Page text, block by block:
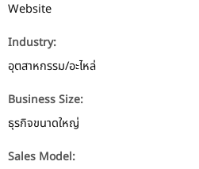
Website
Industry:
อุตสาหกรรม/อะไหล่
Business Size:
ธุรกิจขนาดใหญ่
Sales Model: